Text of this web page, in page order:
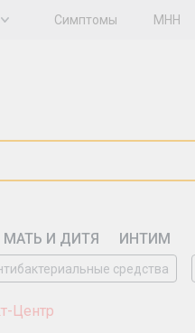
Симптомы МНН
МАТЬ И ДИТЯ ИНТИМ
средства
Центр